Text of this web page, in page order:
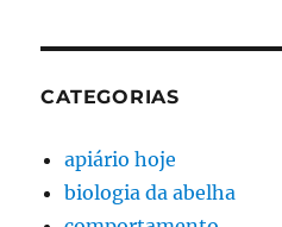
CATEGORIAS
apiário hoje
biologia da abelha